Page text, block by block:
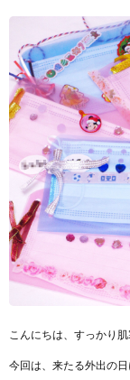
こんにちは、すっかり
今回は、来たる外出の